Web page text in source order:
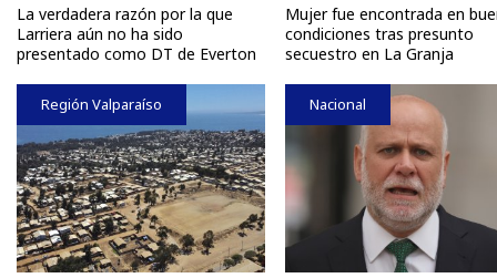
La verdadera razón por la que
Larriera aún no ha sido
presentado como DT de Everton
Mujer fue encontrada en
condiciones tras presunto
secuestro en La Granja
Región Valparaíso Nacional